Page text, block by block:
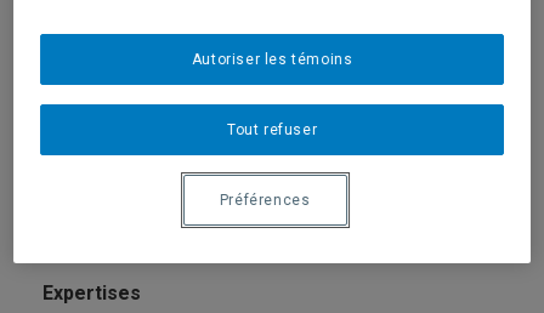
beaulac.cedric@uqam.ca
Apprentissage machine
Charpentier, Arthur
Tout refuser
Autoriser les témoins
Préférences